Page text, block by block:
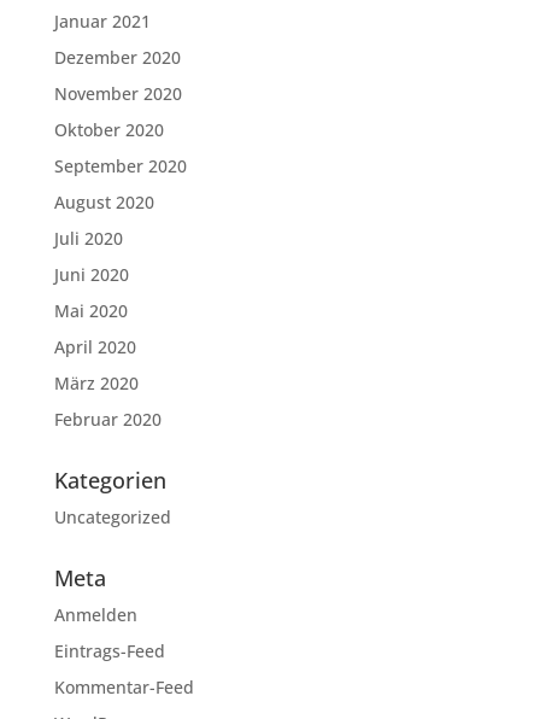
Januar 2021
Dezember 2020
November 2020
Oktober 2020
September 2020
August 2020
Juli 2020
Juni 2020
Mai 2020
April 2020
März 2020
Februar 2020
Kategorien
Uncategorized
Meta
Anmelden
Eintrags-Feed
Kommentar-Feed